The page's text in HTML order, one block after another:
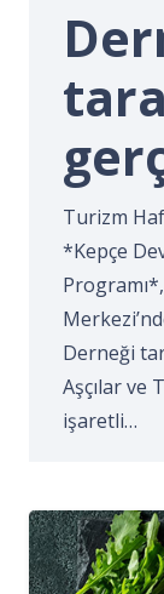
Turizm
*Kepçe
Derneği
Aşçılar ve
işaretli…